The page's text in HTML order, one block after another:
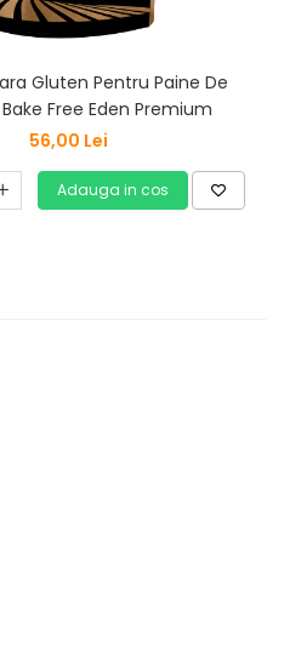
Gluten Pentru Paine De
Free Eden Premium
56,00 Lei
Adauga in cos